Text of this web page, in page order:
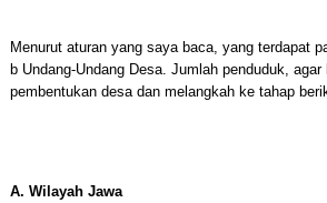
Menurut aturan yang saya baca, yang terdapat
b Undang-Undang Desa. Jumlah penduduk,
pembentukan desa dan melangkah ke tahap
A. Wilayah Jawa